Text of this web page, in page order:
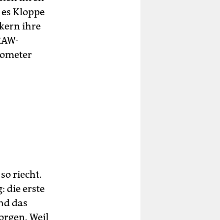
Kloppe
ihre
riecht.
die erste
das
Weil